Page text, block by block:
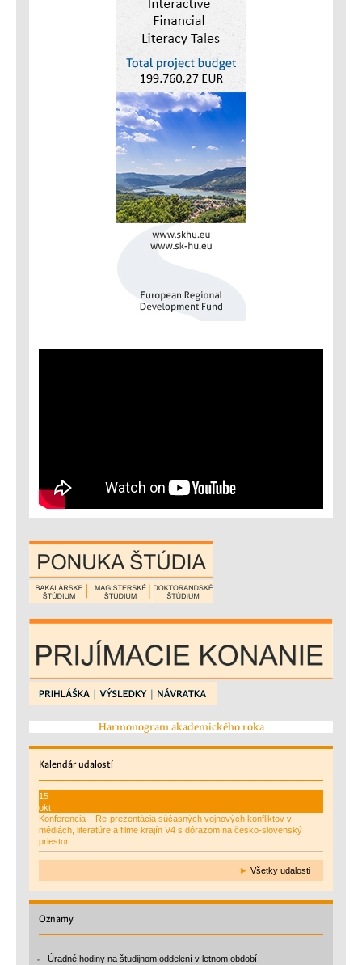
Harmonogram akademického roka
Kalendárudalostí
15
okt
Konferencia – Re-prezentácia súčasných vojnových konfliktov v
médiách, literatúre a filme krajín V4 s dôrazom na česko-slovenský
priestor
► Všetky udalosti
Oznamy
Úradné hodiny na študijnom oddelení v letnom období